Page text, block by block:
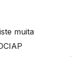
muita